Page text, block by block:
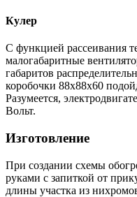
Кулер
С функцией рассеивания
малогабаритные
габаритов
коробочки 88х88х60
Разумеется,
Вольт.
Изготовление
При создании схемы
руками с запиткой от
длины участка из